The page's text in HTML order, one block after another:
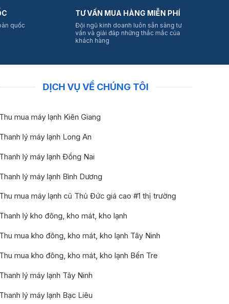
quốc
TƯ VẤN MUA HÀNG MIỄN PHÍ
Đội ngũ kinh doanh luôn sẵn sàng tư
vấn và giải đáp những thắc mắc của
khách hàng
DỊCH VỤ VỀ CHÚNG TÔI
Thu mua máy lạnh Kiên Giang
Thanh lý máy lạnh Long An
Thanh lý máy lạnh Đồng Nai
Thanh lý máy lạnh Bình Dương
Thu mua máy lạnh cũ Thủ Đức giá cao #1 thị trường
Thanh lý kho đông, kho mát, kho lạnh
Thu mua kho đông, kho mát, kho lạnh Tây Ninh
Thu mua kho đông, kho mát, kho lạnh Bến Tre
Thanh lý máy lạnh Tây Ninh
Thanh lý máy lạnh Bạc Liêu